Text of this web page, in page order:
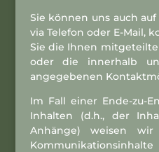
Sie können uns auch
via Telefon oder E-Mail,
Sie die Ihnen
oder die innerhalb
angegebenen
Im Fall einer Ende-zu-
Inhalten (d.h., der
Anhänge) weisen